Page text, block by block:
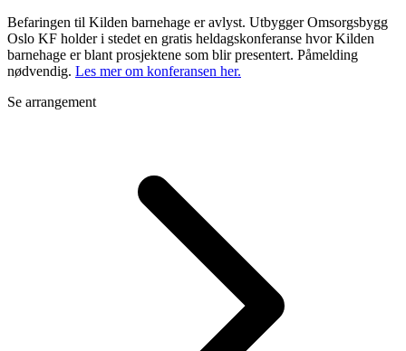
Befaringen til Kilden barnehage er avlyst. Utbygger Omsorgsbygg
Oslo KF holder i stedet en gratis heldagskonferanse hvor Kilden
barnehage er blant prosjektene som blir presentert. Påmelding
nødvendig. Les mer om konferansen her.
Se arrangement